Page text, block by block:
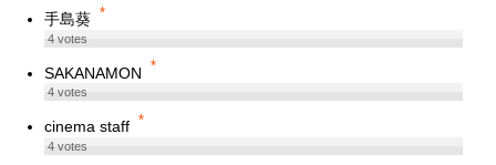
手島葵 *
4votes
SAKANAMON *
4votes
cinema staff *
4votes